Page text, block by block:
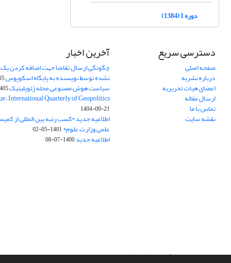
دوره 1 (1384)
دسترسی سریع
صفحه اصلی
درباره نشریه
اعضای هیات تحریریه
ارسال مقاله
تماس با ما
نقشه سایت
آخرین اخبار
چگونگی ارسال تقاضا جهت اضافه کردن یک
نشده توسط نویسنده به پایگاه اسکوپوس
سیاست هوش مصنوعی مجله ژئوپلیتیک02-22
– International Quarterly of Geopolitics
1404-09-21
اطلاعیه جدید *کسب رتبه بین المللی از
علمی وزارت علوم*1401-05-02
اطلاعیه جدید1400-07-08
سامانه مدیریت نشریات علمی.طراحی و پیاده سازی ازسیناوب